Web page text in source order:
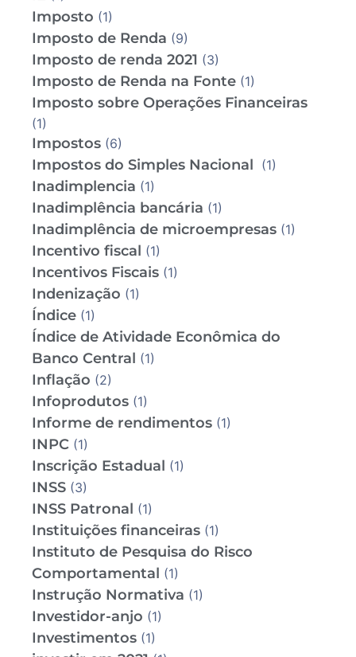
Imposto (1)
Imposto de Renda (9)
Imposto de renda 2021 (3)
Imposto de Renda na Fonte (1)
Imposto sobre Operações Financeiras
(1)
Impostos (6)
Impostos do Simples Nacional (1)
Inadimplencia (1)
Inadimplência bancária (1)
Inadimplência de microempresas (1)
Incentivo fiscal (1)
Incentivos Fiscais (1)
Indenização (1)
Índice (1)
Índice de Atividade Econômica do
Banco Central (1)
Inflação (2)
Infoprodutos (1)
Informe de rendimentos (1)
INPC (1)
Inscrição Estadual (1)
INSS (3)
INSS Patronal (1)
Instituições financeiras (1)
Instituto de Pesquisa do Risco
Comportamental (1)
Instrução Normativa (1)
Investidor-anjo (1)
Investimentos (1)